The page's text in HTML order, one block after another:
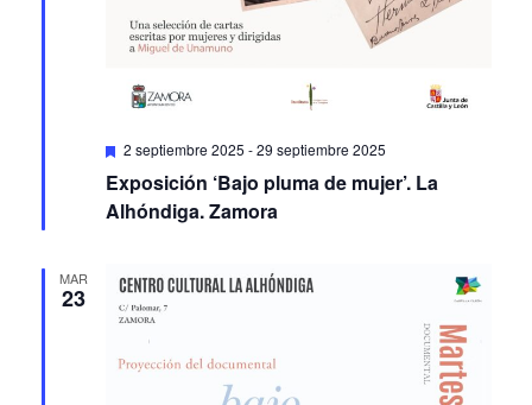
Featured
2 septiembre 2025 -29 septiembre 2025
Exposición ‘Bajo pluma de mujer’. La
Alhóndiga. Zamora
MAR
23